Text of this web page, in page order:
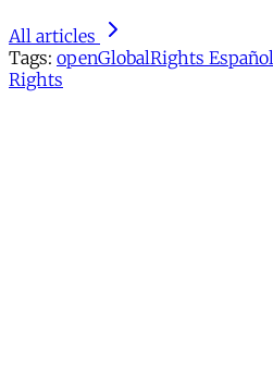
All articles
Tags: openGlobalRights Español
Rights